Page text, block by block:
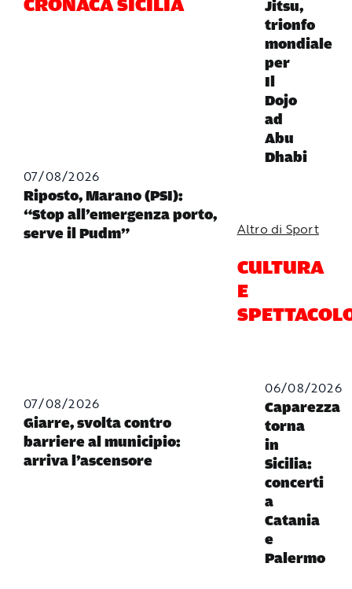
07/08/2026
Riposto, Marano (PSI):
“Stop all’emergenza porto,
serve il Pudm”
07/08/2026
Giarre, svolta contro
barriere al municipio:
arriva l’ascensore
Jitsu,
trionfo
mondiale
per
Il
Dojo
ad
Abu
Dhabi
Altro di Sport
CULTURA
E
06/08/2026
Caparezza
torna
in
Sicilia:
concerti
a
Catania
e
Palermo